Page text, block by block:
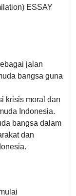
ESSAY
jalan
bangsa guna
krisis moral dan
Indonesia.
bangsa dalam
dan